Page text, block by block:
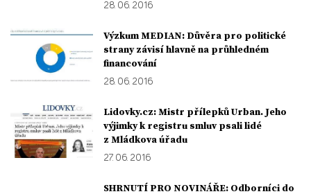
28. 06. 2016
Výzkum MEDIAN: Důvěra pro politické
strany závisí hlavně na průhledném
financování
28. 06. 2016
Lidovky.cz: Mistr přílepků Urban. Jeho
výjimky k registru smluv psali lidé
z Mládkova úřadu
27. 06. 2016
SHRNUTÍ PRO NOVINÁŘE: Odborníci do